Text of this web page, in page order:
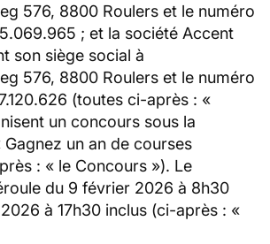
576, 8800 Roulers et le numéro
; et la société Accent
son siège social à
576, 8800 Roulers et le numéro
(toutes ci-après : «
un concours sous la
un an de courses
: « le Concours »). Le
du 9 février 2026 à 8h30
2026 à 17h30 inclus (ci-après : «